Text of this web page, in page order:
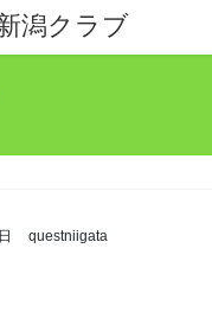
潟クラブ
questniigata